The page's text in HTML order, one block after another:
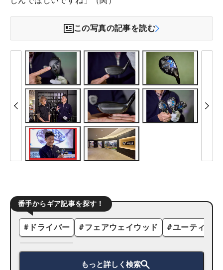
この写真の記事を読む
番手からギア記事を探す！
# ドライバー #フェアウェイウッド #ユーティリ
もっと詳しく検索